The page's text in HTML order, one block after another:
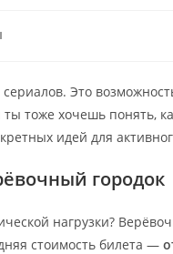
Это
ты тоже хочешь понять,
идей для
городок
нагрузки?
стоимость билета —